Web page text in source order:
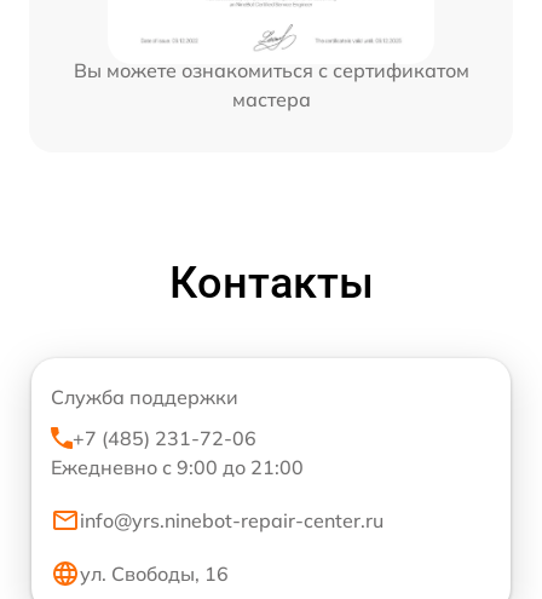
Вы можете ознакомиться с сертификатом
мастера
Контакты
Служба поддержки
+7 (485) 231-72-06
Ежедневно с 9:00 до 21:00
info@yrs.ninebot-repair-center.ru
ул. Свободы, 16